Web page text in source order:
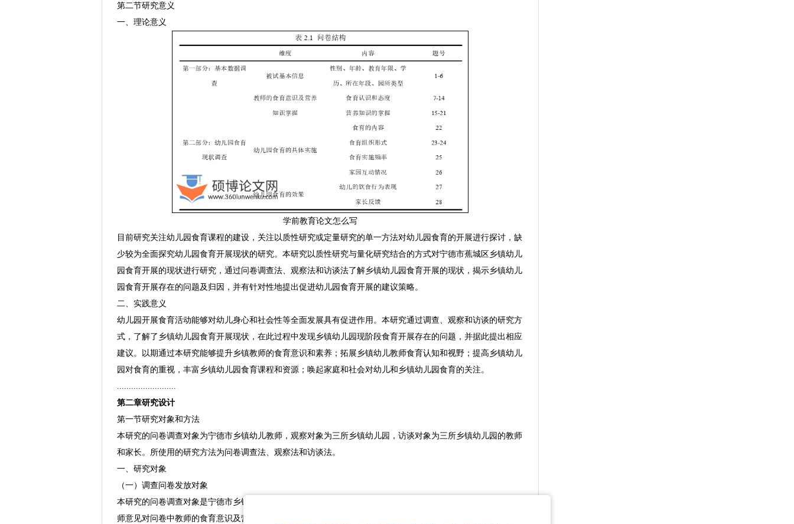
第二节研究意义
一、理论意义
学前教育论文怎么写
目前研究关注幼儿园食育课程的建设，关注以质性研究或定量研究的单一方法对幼儿园食育的开展进行探讨，缺
少较为全面探究幼儿园食育开展现状的研究。本研究以质性研究与量化研究结合的方式对宁德市蕉城区乡镇幼儿
园食育开展的现状进行研究，通过问卷调查法、观察法和访谈法了解乡镇幼儿园食育开展的现状，揭示乡镇幼儿
园食育开展存在的问题及归因，并有针对性地提出促进幼儿园食育开展的建议策略。
二、实践意义
幼儿园开展食育活动能够对幼儿身心和社会性等全面发展具有促进作用。本研究通过调查、观察和访谈的研究方
式，了解了乡镇幼儿园食育开展现状，在此过程中发现乡镇幼儿园现阶段食育开展存在的问题，并据此提出相应
建议。以期通过本研究能够提升乡镇教师的食育意识和素养；拓展乡镇幼儿教师食育认知和视野；提高乡镇幼儿
园对食育的重视，丰富乡镇幼儿园食育课程和资源；唤起家庭和社会对幼儿和乡镇幼儿园食育的关注。
.........................
第二章研究设计
第一节研究对象和方法
本研究的问卷调查对象为宁德市乡镇幼儿教师，观察对象为三所乡镇幼儿园，访谈对象为三所乡镇幼儿园的教师
和家长。所使用的研究方法为问卷调查法、观察法和访谈法。
一、研究对象
（一）调查问卷发放对象
本研究的问卷调查对象是宁德市乡镇幼儿园教师。预测问卷对象为20位乡镇幼儿教师，根据预问卷回收结果和教
师意见对问卷中教师的食育意识及营养知识掌握情况和幼儿园食育实施现状部分进行调整，向宁德市乡镇幼儿教